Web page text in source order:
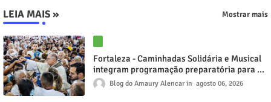
LEIA MAIS » Mostrar mais
Fortaleza - Caminhadas Solidária e Musical
integram programação preparatória para a
24ª Caminhada com Maria
Blog do Amaury Alencar agosto 06, 2026